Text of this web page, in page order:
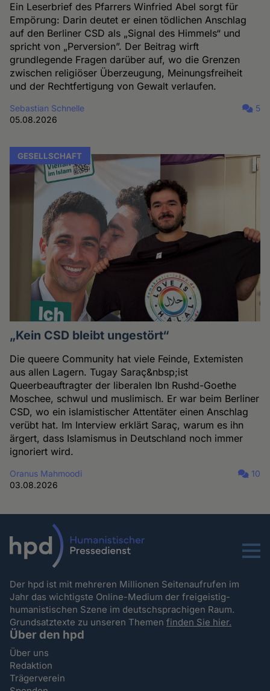
Ein Leserbrief des Pfarrers Winfried Abel sorgt für
Empörung: Darin deutet er einen tödlichen Anschlag
auf den Berliner CSD als „Signal des Himmels“ und
spricht von „Perversion”. Der Beitrag wirft
grundlegende Fragen darüber auf, wo die Grenzen
zwischen religiöser Überzeugung, Meinungsfreiheit
und der Rechtfertigung von Gewalt verlaufen.
Sebastian Schnelle
05.08.2026
5
GESELLSCHAFT
„Kein CSD bleibt ungestört“
Die queere Community hat viele Feinde, Extemisten
aus allen Lagern. Tugay Saraç&nbsp;ist
Queerbeauftragter der liberalen Ibn Rushd-Goethe
Moschee, schwul und muslimisch. Er war beim Berliner
CSD, wo ein islamistischer Attentäter einen Anschlag
verübt hat. Im Interview erklärt Saraç, warum es ihn
ärgert, dass Islamismus in Deutschland noch immer
ignoriert wird.
Oranus Mahmoodi
03.08.2026
10
Menu
Der hpd ist mit mehreren Millionen Seitenaufrufen im
Jahr das wichtigste Online-Medium der freigeistig-
humanistischen Szene im deutschsprachigen Raum.
Grundsatztexte zu unseren Themenfinden Sie hier.
Über den hpd
Über uns
Redaktion
Trägerverein